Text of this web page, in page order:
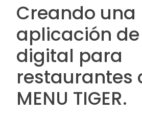
Creando una
aplicación
digital para
restaurantes
MENU TIGER.